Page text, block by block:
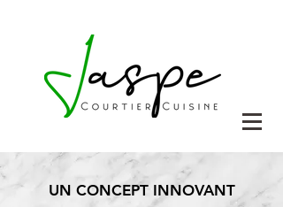
UN CONCEPT INNOVANT